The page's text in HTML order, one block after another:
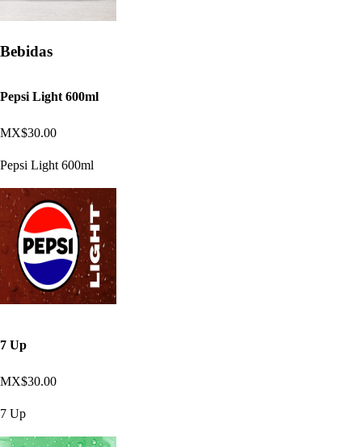
Bebidas
Pepsi Light 600ml
MX$30.00
Pepsi Light 600ml
7 Up
MX$30.00
7 Up